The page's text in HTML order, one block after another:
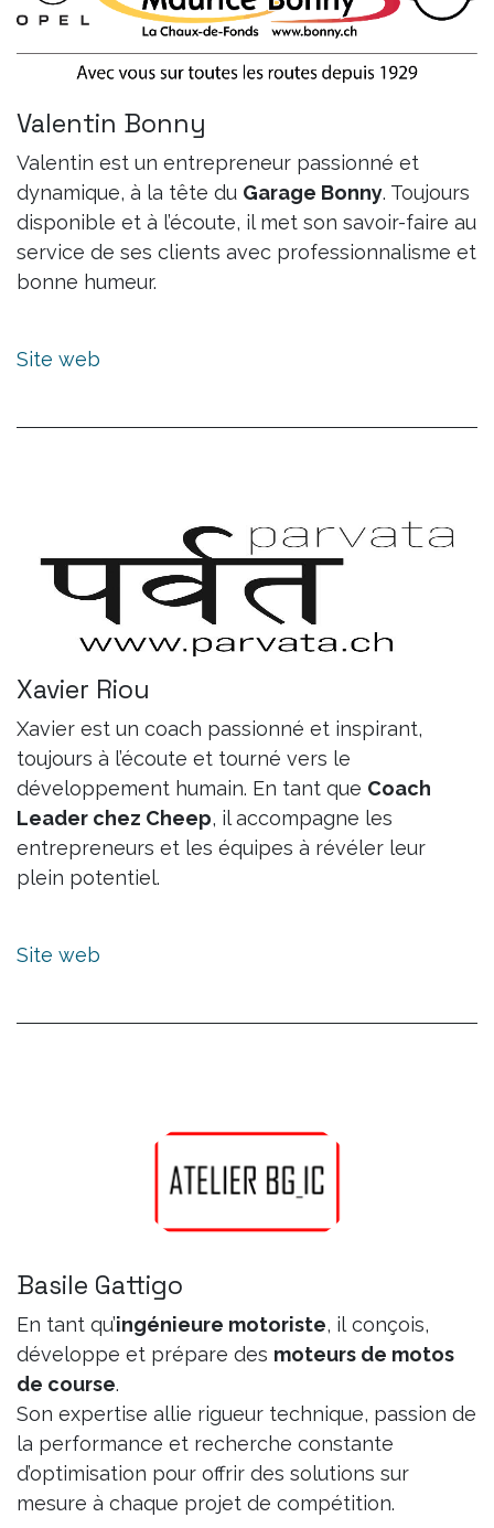
Valentin Bonny
Valentin est un entrepreneur passionné et
dynamique, à la tête du Garage Bonny. Toujours
disponible et à l’écoute, il met son savoir-faire au
service de ses clients avec professionnalisme et
bonne humeur.
Site web
Xavier Riou
Xavier est un coach passionné et inspirant,
toujours à l’écoute et tourné vers le
développement humain. En tant que Coach
Leader chez Cheep, il accompagne les
entrepreneurs et les équipes à révéler leur
plein potentiel.
Site web
Basile Gattigo
En tant qu’ingénieure motoriste, il conçois,
développe et prépare des moteurs de motos
de course.
Son expertise allie rigueur technique, passion de
la performance et recherche constante
d’optimisation pour offrir des solutions sur
mesure à chaque projet de compétition.